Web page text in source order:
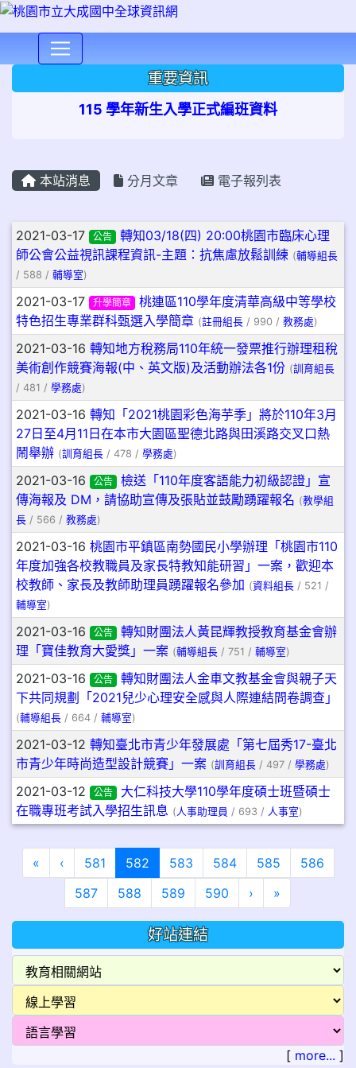
重要資訊
115 學年新生入學正式編班資料
本站消息 分月文章 電子報列表
文章列表
2021-03-17 公告
轉知03/18(四) 20:00桃園市臨床心理
師公會公益視訊課程資訊-主題：抗焦慮放鬆訓練 (輔導組長
/ 588 / 輔導室)
2021-03-17 升學簡章
桃連區110學年度清華高級中等學校
特色招生專業群科甄選入學簡章 (註冊組長 / 990 / 教務處)
2021-03-16 轉知地方稅務局110年統一發票推行辦理租稅
美術創作競賽海報(中、英文版)及活動辦法各1份 (訓育組長
/ 481 / 學務處)
2021-03-16 轉知「2021桃園彩色海芋季」將於110年3月
27日至4月11日在本市大園區聖德北路與田溪路交叉口熱
鬧舉辦 (訓育組長 / 478 / 學務處)
2021-03-16 公告
檢送「110年度客語能力初級認證」宣
傳海報及 DM，請協助宣傳及張貼並鼓勵踴躍報名 (教學組
長 / 566 / 教務處)
2021-03-16 桃園市平鎮區南勢國民小學辦理「桃園市110
年度加強各校教職員及家長特教知能研習」一案，歡迎本
校教師、家長及教師助理員踴躍報名參加 (資料組長 / 521 /
輔導室)
2021-03-16 公告
轉知財團法人黃昆輝教授教育基金會辦
理「寶佳教育大愛獎」一案 (輔導組長 / 751 / 輔導室)
2021-03-16 公告
轉知財團法人金車文教基金會與親子天
下共同規劃「2021兒少心理安全感與人際連結問卷調查」
(輔導組長 / 664 / 輔導室)
2021-03-12 轉知臺北市青少年發展處「第七屆秀17-臺北
市青少年時尚造型設計競賽」一案 (訓育組長 / 497 / 學務處)
2021-03-12 公告
大仁科技大學110學年度碩士班暨碩士
在職專班考試入學招生訊息 ( 人事助理員 / 693 / 人事室)
« 第一頁
‹上一頁
581 582(目前頁次)
583 584 585
586
587
588 589 590 › 下一頁
»
好站連結
[ more... ]